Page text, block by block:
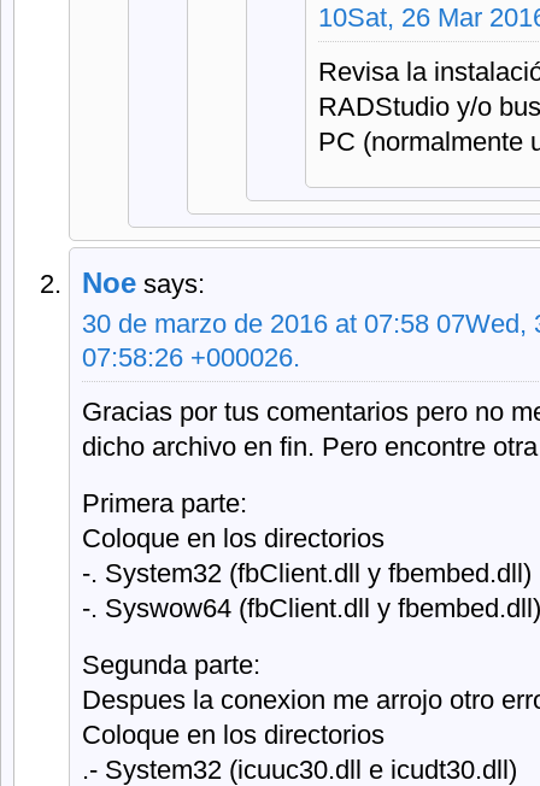
10Sat, 26 Mar
Revisa la
RADStudio y/o
PC (normalmente
Noe says:
30 de marzo de 2016 at 07:58 07Wed,
07:58:26 +000026.
Gracias por tus comentarios pero no
dicho archivo en fin. Pero encontre
Primera parte:
Coloque en los directorios
-. System32 (fbClient.dll y fbembed.dll)
-. Syswow64 (fbClient.dll y fbembed.dll)
Segunda parte:
Despues la conexion me arrojo otro
Coloque en los directorios
.- System32 (icuuc30.dll e icudt30.dll)